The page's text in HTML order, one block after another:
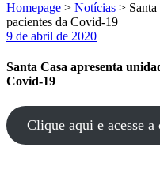
Homepage > Notícias >
pacientes da Covid-19
9 de abril de 2020
Santa Casa apresenta
Covid-19
Clique aqui e acesse a